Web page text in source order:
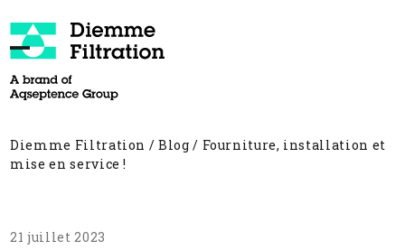
to
content
mobile
mobile
Diemme Filtration /Blog / Fourniture, installation et
mise en service !
21 juillet 2023